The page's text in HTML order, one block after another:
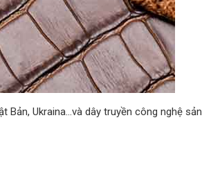
Bản, Ukraina…và dây truyền công nghệ sản